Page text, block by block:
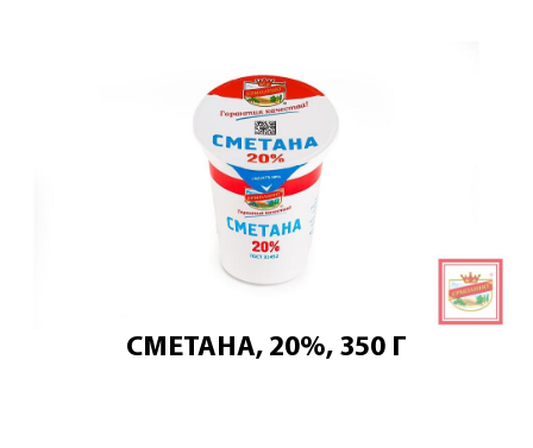
СМЕТАНА, 20%, 350 Г